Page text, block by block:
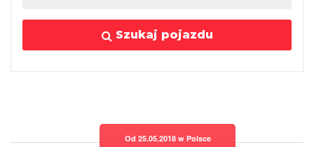
Szukaj pojazdu
Od 25.05.2018 w Polsce